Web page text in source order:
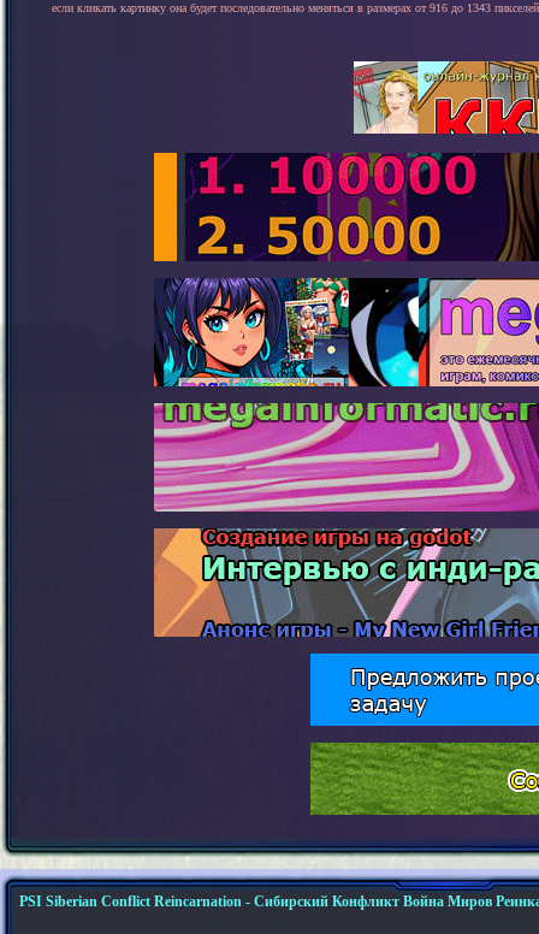
если кликать картинку она будет последовательно меняться в размерах от 916 до 1343
PSI Siberian Conflict Reincarnation - Сибирский Конфликт Война Миров